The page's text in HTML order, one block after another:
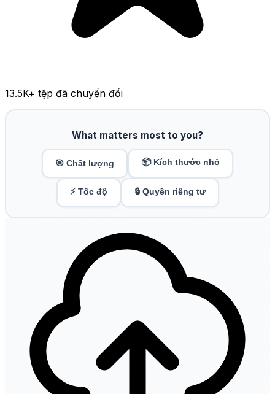
13.5K+ tệp đã chuyển đổi
What matters most to you?
🎯 Chất lượng 📦 Kích thước nhỏ
⚡ Tốc độ 🔒 Quyền riêng tư